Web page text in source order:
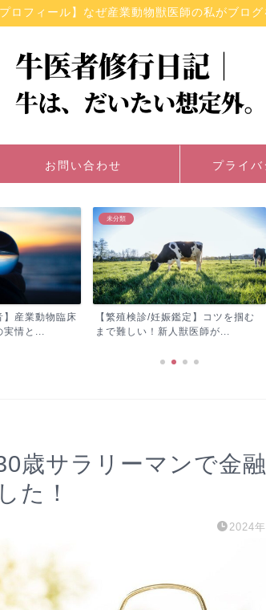
ロフィール】なぜ産業動物獣医師の私がブログ
お問い合わせ プライ
】コツを掴む
医師が...
未分類
【妊娠鑑定/繁殖検診】獣医師が行
う牛の直腸検査で卵巣や子...
歳サラリーマンで金
た！
2024